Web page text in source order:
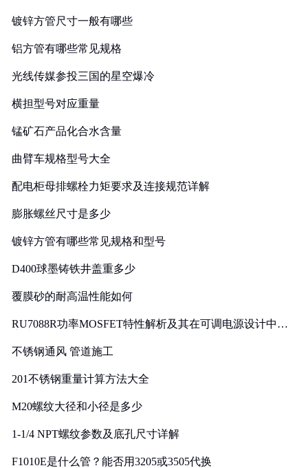
镀锌方管尺寸一般有哪些
铝方管有哪些常见规格
光线传媒参投三国的星空爆冷
横担型号对应重量
锰矿石产品化合水含量
曲臂车规格型号大全
配电柜母排螺栓力矩要求及连接规范详解
膨胀螺丝尺寸是多少
镀锌方管有哪些常见规格和型号
D400球墨铸铁井盖重多少
覆膜砂的耐高温性能如何
RU7088R功率MOSFET特性解析及其在可调电源设计中的
不锈钢通风 管道施工
201不锈钢重量计算方法大全
M20螺纹大径和小径是多少
1-1/4 NPT螺纹参数及底孔尺寸详解
F1010E是什么管？能否用3205或3505代换